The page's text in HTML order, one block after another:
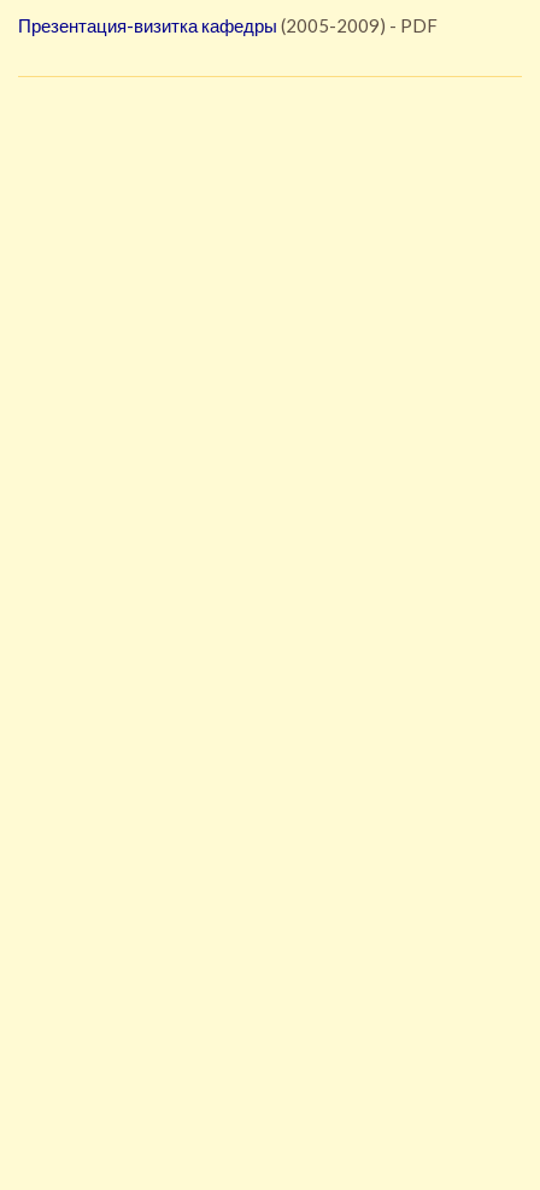
Презентация-визитка кафедры (2005-2009) - PDF